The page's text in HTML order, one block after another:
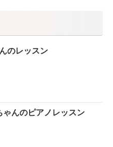
のレッスン
ゃんのピアノレッスン